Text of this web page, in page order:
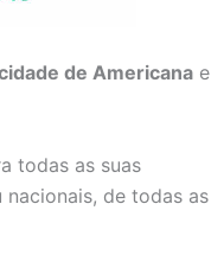
de Americana e
todas as suas
de todas as